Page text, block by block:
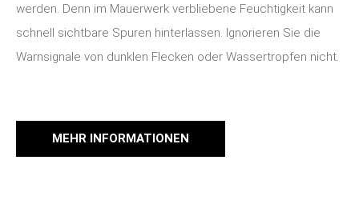
werden. Denn im Mauerwerk verbliebene Feuchtigkeit kann
schnell sichtbare Spuren hinterlassen. Ignorieren Sie die
Warnsignale von dunklen Flecken oder Wassertropfen nicht.
MEHR INFORMATIONEN